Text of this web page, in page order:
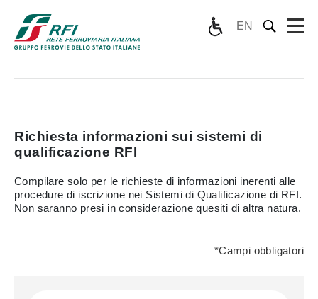
EN
Richiesta informazioni sui sistemi di
qualificazione RFI
Compilaresolo per le richieste di informazioni inerenti alle
procedure di iscrizione nei Sistemi di Qualificazione di RFI.
Non saranno presi in considerazione quesiti di altra natura.
*Campi obbligatori